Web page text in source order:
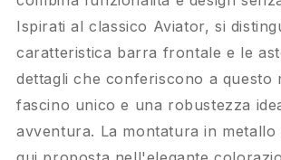
Ispirati al classico Aviator, si
caratteristica barra frontale e le
dettagli che conferiscono a questo
fascino unico e una robustezza
avventura. La montatura in metallo